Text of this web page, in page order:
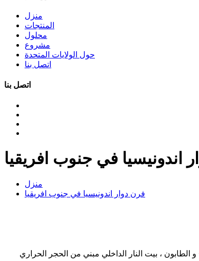
منزل
المنتجات
محلول
مشروع
حول الولايات المتحدة
اتصل بنا
اتصل بنا
اندونيسيا في جنوب افريقيا
منزل
فرن دوار اندونيسيا في جنوب افريقيا
فرن صينية دوار يعمل بالغاز الخبز المشروح و الطابون ، بيت النار الداخلي مبني من الحجر الحراري